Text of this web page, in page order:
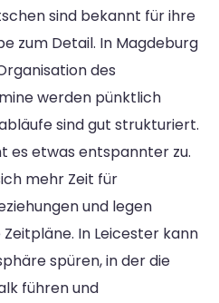
sind bekannt für ihre
zum Detail. In Magdeburg
des
werden pünktlich
sind gut strukturiert.
es etwas entspannter zu.
mehr Zeit für
und legen
In Leicester kann
spüren, in der die
führen und